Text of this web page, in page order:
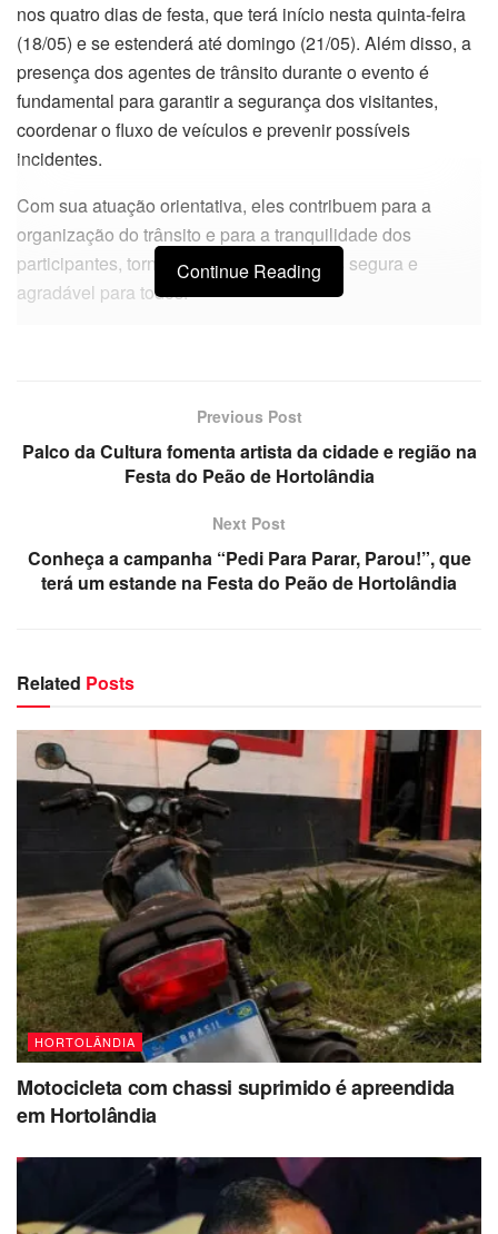
nos quatro dias de festa, que terá início nesta quinta-feira
(18/05) e se estenderá até domingo (21/05). Além disso, a
presença dos agentes de trânsito durante o evento é
fundamental para garantir a segurança dos visitantes,
coordenar o fluxo de veículos e prevenir possíveis
incidentes.
Com sua atuação orientativa, eles contribuem para a
organização do trânsito e para a tranquilidade dos
participantes, tornando a festa ainda mais segura e
agradável para todos.
Continue Reading
Previous Post
Palco da Cultura fomenta artista da cidade e região na
Festa do Peão de Hortolândia
Next Post
Conheça a campanha “Pedi Para Parar, Parou!”, que
terá um estande na Festa do Peão de Hortolândia
Related Posts
HORTOLÂNDIA
Motocicleta com chassi suprimido é apreendida
em Hortolândia